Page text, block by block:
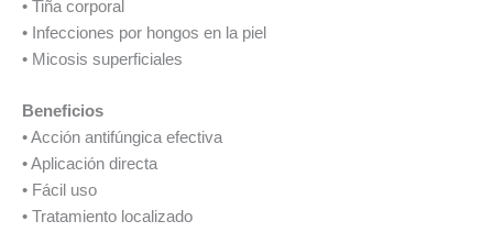
• Tiña corporal
• Infecciones por hongos en la piel
• Micosis superficiales
Beneficios
• Acción antifúngica efectiva
• Aplicación directa
• Fácil uso
• Tratamiento localizado